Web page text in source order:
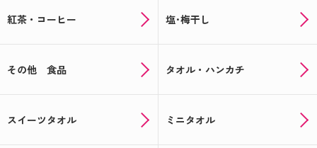
紅茶・コーヒー 塩･梅干し
その他 食品 タオル・ハンカチ
スイーツタオル ミニタオル